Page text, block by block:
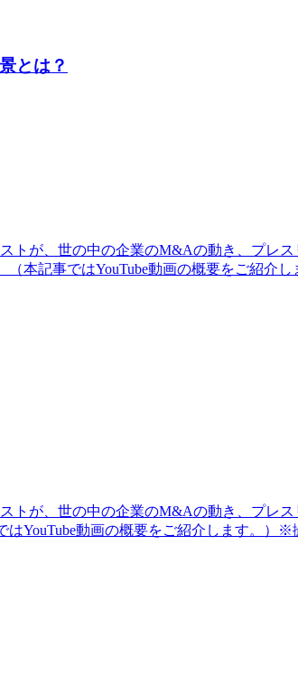
とは？
トが、世の中の企業のM&Aの動き、プレ
本記事ではYouTube動画の概要をご紹介
トが、世の中の企業のM&Aの動き、プレ
YouTube動画の概要をご紹介します。）